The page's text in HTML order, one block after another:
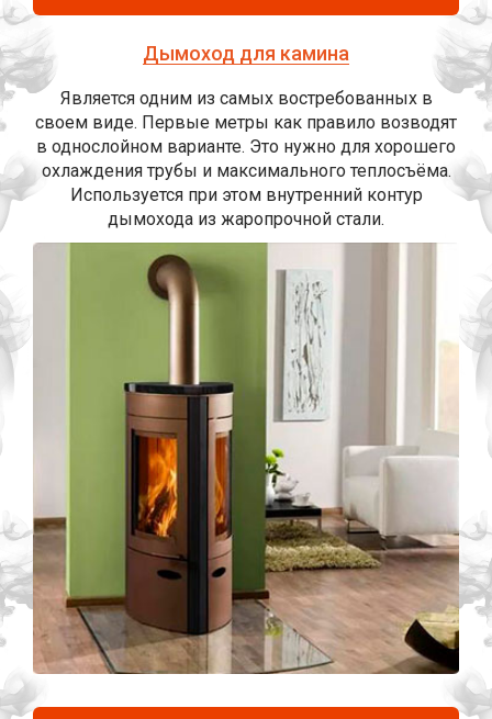
Дымоход для камина
Является одним из самых востребованных в
своем виде. Первые метры как правило возводят
в однослойном варианте. Это нужно для хорошего
охлаждения трубы и максимального теплосъёма.
Используется при этом внутренний контур
дымохода из жаропрочной стали.